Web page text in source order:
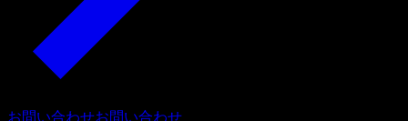
お問い合わせお問い合わせ